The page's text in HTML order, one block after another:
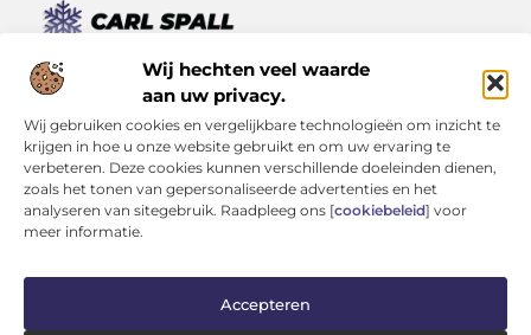
Wij hechten veel waarde
aan uw privacy.
Wij gebruiken cookies en vergelijkbare technologieën om inzicht te
krijgen in hoe u onze website gebruikt en om uw ervaring te
verbeteren. Deze cookies kunnen verschillende doeleinden dienen,
zoals het tonen van gepersonaliseerde advertenties en het
analyseren van sitegebruik. Raadpleeg ons [cookiebeleid] voor
meer informatie.
Accepteren
Van kleine momenten tot grote inzichten – lees het hier.
Ontdek een verscheidenheid aan blogs en artikelen die je
dagelijks leven verrijken, van inspirerende verhalen tot
praktische tips.
Bericht categorie
Onze informatie